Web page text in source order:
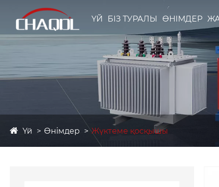
ҮЙ БІЗ ТУРАЛЫ ӨНІМДЕР
Үй Өнімдер Жүктеме қосқышы